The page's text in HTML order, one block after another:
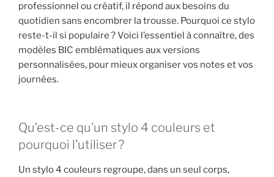
professionnel ou créatif, il répond aux besoins du
quotidien sans encombrer la trousse. Pourquoi ce stylo
reste-t-il si populaire ? Voici l’essentiel à connaître, des
modèles BIC emblématiques aux versions
personnalisées, pour mieux organiser vos notes et vos
journées.
Qu’est-ce qu’un stylo 4 couleurs et
pourquoi l’utiliser ?
Un stylo 4 couleurs regroupe, dans un seul corps,